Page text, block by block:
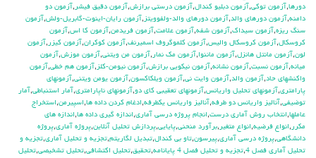
دورها,آزمون توكي,آزمون دبليو كندال,آزمون درستي برازش,آزمون دقيق فيشر ,آزمون دو
دامنه,آزمون دورهاي والد,آزمون دورهاي والد-ولفوويتز ,آزمون رايان-اينوت-گابريل-ولش,آزمون
سنگ ريزه,آزمون سيداك,آزمون شفه,آزمون علامت,آزمون فريدمن,آزمون كا اس,آزمون
كروسكال,آزمون كروسكال واليس,آزمون كلموگروف اسميرنف,آزمون كوكران,آزمون كيزر ,آزمون
لون,آزمون مانتل هانزل,آزمون ماننوا,آزمون مك نمار ,آزمون من ويتني,آزمون موزش,آزمون
ميانه,آزمون نسبت,آزمون نشانه,آزمون نيكويي برازش,آزمون نيومن-كلز ,آزمون هم خطي,آزمون
واكنشهاي حاد,آزمون والد,آزمون وايت ني,آزمون ويلكاكسون,آزمون يومن ويتني,آزمونهاي
پارامتري,آزمونهاي تحليل واريانس,آزمونهاي تعقيبي كاي دو,آزمونهاي ناپارامتري,آمار استنباطي,آمار
توضيفي,آناليز واريانس دو طرفه,آناليز واريانس يکطرفه,ادغام كردن داده ها,اسپيرمن,استخراج
عاملها,انتخاب روش آماري درست,انجام پروژه درسي آماري,اندازه گيري داده ها,اندازه هاي
مكرر ,انواع فرضيه,انواع متغير ,برآورد منحني,پايايي,پردازش تحليل آنلاين,پروژه آماري,پروژه
دانشگاهي,پروژه درسي آماري,پيرسون,تاو بي کندال,تبديل لگاريتم,تجزيه و تحليل آماري,تجزيه و
تحليل آماري فصل 4
,تجزيه و تحليل فصل 4 پايانامه ,تحقيق,تحليل اكتشافي,تحليل تشخيصي,تحليل